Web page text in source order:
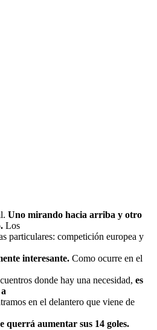
Uno mirando hacia arriba y otro
Los
particulares: competición europea y
interesante. Como ocurre en el
donde hay una necesidad, es
en el delantero que viene de
querrá aumentar sus 14 goles.